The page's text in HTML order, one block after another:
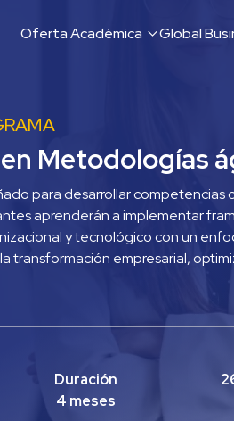
Oferta Académica Global
Metodologías
para desarrollar
aprenderán a implementar
y tecnológico con un
transformación empresarial,
Duración
4 meses